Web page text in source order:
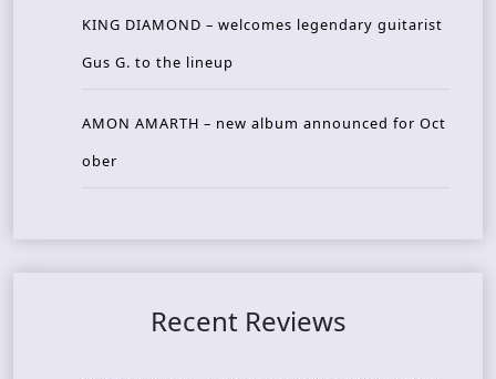
KING DIAMOND – welcomes legendary guitarist
Gus G. to the lineup
AMON AMARTH – new album announced for Oct
ober
Recent Reviews